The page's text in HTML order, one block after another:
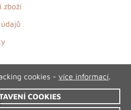
zboží
cookies -více informací.
COOKIES